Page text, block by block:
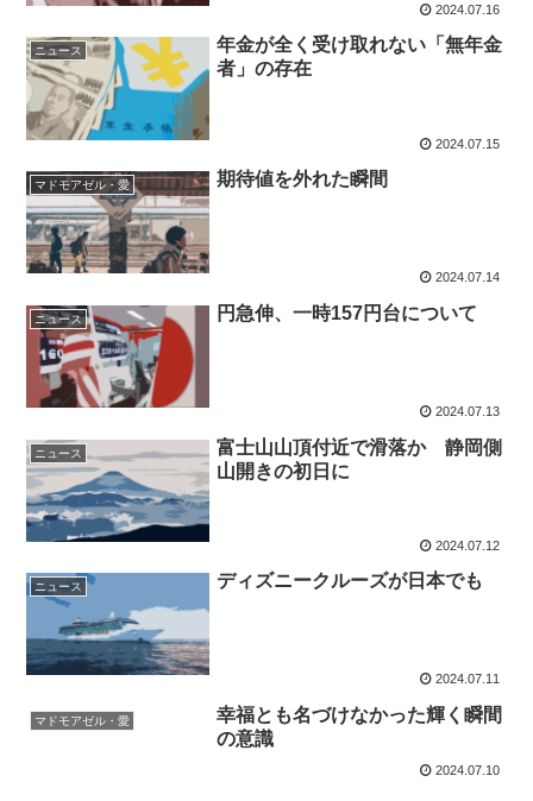
2024.07.16
ニュース
年金が全く受け取れない「無年金
者」の存在
2024.07.15
マドモアゼル・愛 期待値を外れた瞬間
2024.07.14
ニュース 円急伸、一時157円台について
2024.07.13
ニュース
富士山山頂付近で滑落か 静岡側
山開きの初日に
2024.07.12
ニュース ディズニークルーズが日本でも
2024.07.11
マドモアゼル・愛
幸福とも名づけなかった輝く瞬間
の意識
2024.07.10